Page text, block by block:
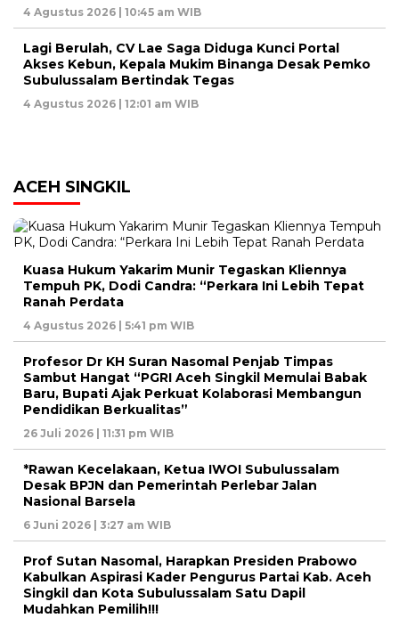
4 Agustus 2026 | 10:45 am WIB
Lagi Berulah, CV Lae Saga Diduga Kunci Portal
Akses Kebun, Kepala Mukim Binanga Desak Pemko
Subulussalam Bertindak Tegas
4 Agustus 2026 | 12:01 am WIB
ACEH SINGKIL
Kuasa Hukum Yakarim Munir Tegaskan Kliennya
Tempuh PK, Dodi Candra: “Perkara Ini Lebih Tepat
Ranah Perdata
4 Agustus 2026 | 5:41 pm WIB
Profesor Dr KH Suran Nasomal Penjab Timpas
Sambut Hangat “PGRI Aceh Singkil Memulai Babak
Baru, Bupati Ajak Perkuat Kolaborasi Membangun
Pendidikan Berkualitas”
26 Juli 2026 | 11:31 pm WIB
*Rawan Kecelakaan, Ketua IWOI Subulussalam
Desak BPJN dan Pemerintah Perlebar Jalan
Nasional Barsela
6 Juni 2026 | 3:27 am WIB
Prof Sutan Nasomal, Harapkan Presiden Prabowo
Kabulkan Aspirasi Kader Pengurus Partai Kab. Aceh
Singkil dan Kota Subulussalam Satu Dapil
Mudahkan Pemilih!!!